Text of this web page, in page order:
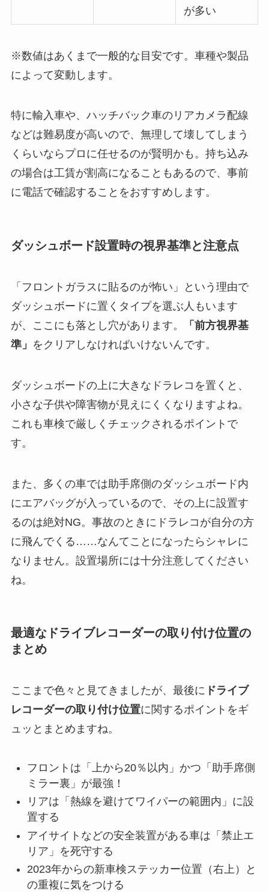
が多い
※数値はあくまで一般的な目安です。車種や製品
によって変動します。
特に輸入車や、ハッチバック車のリアカメラ配線
などは難易度が高いので、無理して壊してしまう
くらいならプロに任せるのが賢明かも。持ち込み
の場合は工賃が割高になることもあるので、事前
に電話で確認することをおすすめします。
ダッシュボード設置時の視界基準と注意点
「フロントガラスに貼るのが怖い」という理由で
ダッシュボードに置くタイプを選ぶ人もいます
が、ここにも落とし穴があります。
「前方視界基
準」 をクリアしなければいけないんです。
ダッシュボードの上に大きなドラレコを置くと、
小さな子供や障害物が見えにくくなりますよね。
これも車検で厳しくチェックされるポイントで
す。
また、多くの車では助手席側のダッシュボード内
にエアバッグが入っているので、その上に設置す
るのは絶対NG。事故のときにドラレコが自分の方
に飛んでくる……なんてことになったらシャレに
なりません。設置場所には十分注意してください
ね。
最適なドライブレコーダーの取り付け位置の
まとめ
ここまで色々と見てきましたが、最後に ドライブ
レコーダーの取り付け位置に関するポイントをギ
ュッとまとめますね。
フロントは「上から20％以内」かつ「助手席側
ミラー裏」が最強！
リアは「熱線を避けてワイパーの範囲内」に設
置する
アイサイトなどの安全装置がある車は「禁止エ
リア」を死守する
2023年からの新車検ステッカー位置（右上）と
の重複に気をつける